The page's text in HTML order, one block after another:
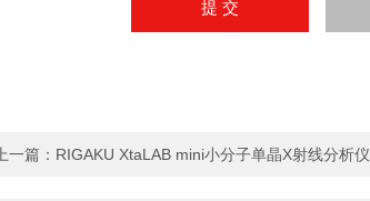
上一篇： RIGAKU XtaLAB mini小分子单晶X射线分析仪